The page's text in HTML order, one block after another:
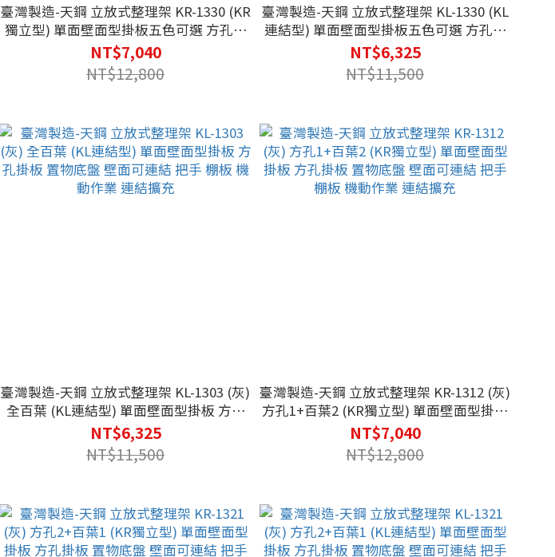
臺灣製造-天鋼 立放式整理架 KR-1330 (KR
獨立型) 單面壁面型掛板五色可選 方孔掛
板 置物底盤 壁面可連結 把手 棚板 機動作
業 連結擴充
NT$7,040
NT$12,800
臺灣製造-天鋼 立放式整理架 KL-1330 (KL
連結型) 單面壁面型掛板五色可選 方孔掛
板 置物底盤 壁面可連結 把手 棚板 機動作
業 連結擴充
NT$6,325
NT$11,500
臺灣製造-天鋼 立放式整理架 KL-1303 (灰)
全百葉 (KL連結型) 單面壁面型掛板 方孔
掛板 置物底盤 壁面可連結 把手 棚板 機動
作業 連結擴充
NT$6,325
NT$11,500
臺灣製造-天鋼 立放式整理架 KR-1312 (灰)
方孔1+百葉2 (KR獨立型) 單面壁面型掛板
方孔掛板 置物底盤 壁面可連結 把手 棚板
機動作業 連結擴充
NT$7,040
NT$12,800